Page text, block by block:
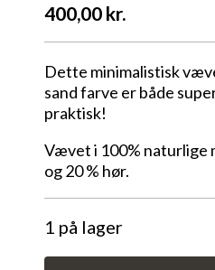
400,00 kr.
Dette minimalistisk
sand farve er både
praktisk!
Vævet i 100% naturlige
og 20 % hør.
1 på lager